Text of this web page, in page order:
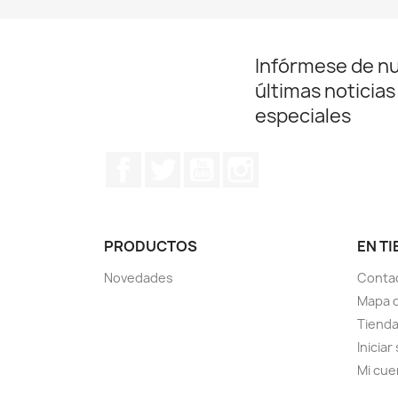
Infórmese de
últimas
especiales
PRODUCTOS
Novedades
EN
Mapa
Iniciar
Mi